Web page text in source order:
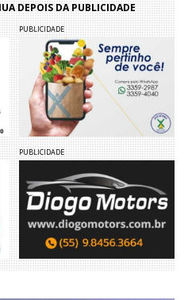
DEPOIS DA PUBLICIDADE
PUBLICIDADE
PUBLICIDADE